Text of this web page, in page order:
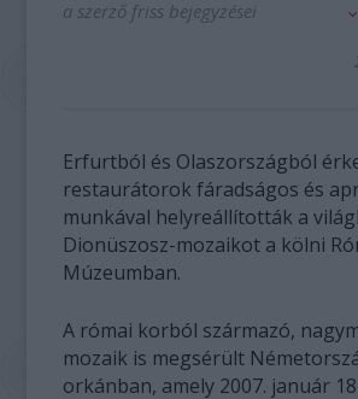
a szerző friss bejegyzései
Erfurtból és Olaszországból
restaurátorok fáradságos és
munkával helyreállították a
Dionüszosz-mozaikot a kölni
Múzeumban.
A római korból származó,
mozaik is megsérült
orkánban, amely 2007. január